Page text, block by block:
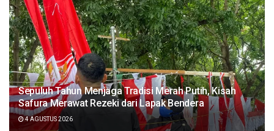
Sepuluh Tahun Menjaga Tradisi Merah Putih, Kisah
Safura Merawat Rezeki dari Lapak Bendera
4 AGUSTUS 2026